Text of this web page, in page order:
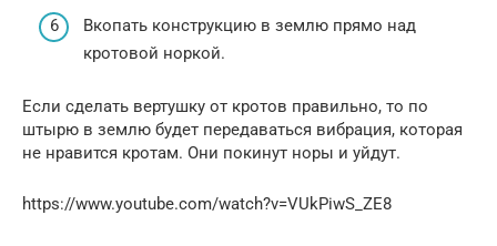
Вкопать конструкцию в землю прямо над
кротовой норкой.
Если сделать вертушку от кротов правильно, то по
штырю в землю будет передаваться вибрация, которая
не нравится кротам. Они покинут норы и уйдут.
https://www.youtube.com/watch?v=VUkPiwS_ZE8